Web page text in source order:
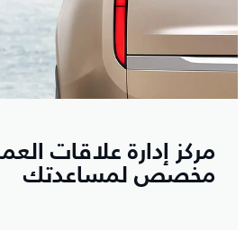
مركز إدارة علاقات
مخصص لمساعدتك